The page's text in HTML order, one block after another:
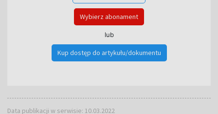
Wybierz abonament
lub
Kup dostęp do artykułu/dokumentu
Data publikacji w serwisie: 10.03.2022